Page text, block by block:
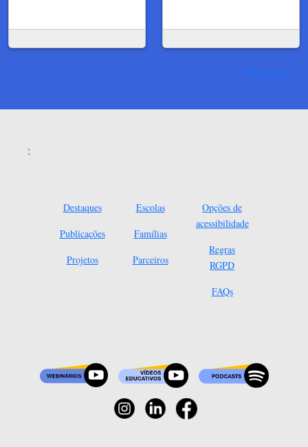
Ver mais
Destaques
Publicações
Projetos
Escolas
Famílias
Parceiros
Opções de
acessibilidade
Regras
RGPD
FAQs